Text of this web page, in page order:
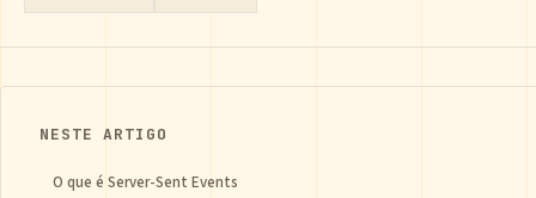
NESTE ARTIGO
O que é Server-Sent Events